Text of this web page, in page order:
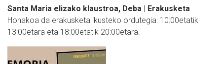
Santa Maria elizako klaustroa, Deba | Erakusketa
Honakoa da erakusketa ikusteko ordutegia: 10:00etatik
13:00etara eta 18:00etatik 20:00etara.